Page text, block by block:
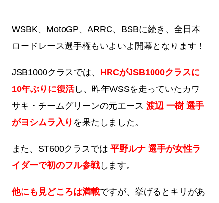
WSBK、MotoGP、ARRC、BSBに続き、全日本
ロードレース選手権もいよいよ開幕となります！
JSB1000クラスでは、 HRCがJSB1000クラスに
10年ぶりに復活し、昨年WSSを走っていたカワ
サキ・チームグリーンの元エース 渡辺 一樹 選手
がヨシムラ入り を果たしました。
また、ST600クラスでは 平野ルナ 選手が女性ラ
イダーで初のフル参戦します。
他にも見どころは満載ですが、挙げるとキリがあ